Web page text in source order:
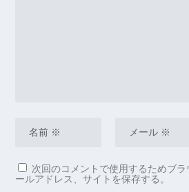
次回のコメントで使用するためブ
ールアドレス、サイトを保存する。